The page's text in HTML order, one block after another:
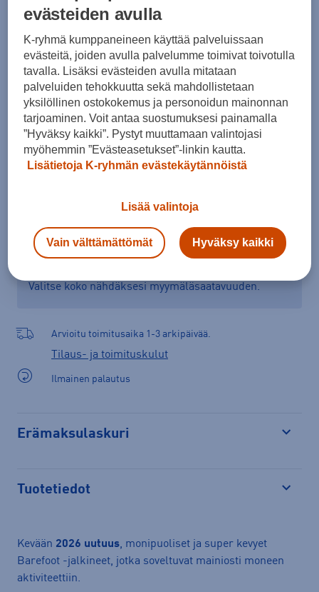
Koko
40 41 41,5 42 43,5
44,5 45 46 46,5 47 48 49
Kokotaulukko
Lisää ostoskoriin
Tarkista saatavuus ja tilaa myymälästä
Verkkokauppa: SaatavillaMyymälät: Saatavilla
Valitse koko nähdäksesi myymäläsaatavuuden.
Arvioitu toimitusaika 1-3 arkipäivää.
Tilaus- ja toimituskulut
Ilmainen palautus
Erämaksulaskuri
Tuotetiedot
Kevään 2026 uutuus, monipuoliset ja super kevyet
Barefoot -jalkineet, jotka soveltuvat mainiosti moneen
aktiviteettiin.
evästeiden avulla
K-ryhmä kumppaneineen käyttää palveluissaan
evästeitä, joiden avulla palvelumme toimivat toivotulla
tavalla. Lisäksi evästeiden avulla mitataan
palveluiden tehokkuutta sekä mahdollistetaan
yksilöllinen ostokokemus ja personoidun mainonnan
tarjoaminen. Voit antaa suostumuksesi painamalla
”Hyväksy kaikki”. Pystyt muuttamaan valintojasi
myöhemmin ”Evästeasetukset”-linkin kautta.
Lisätietoja K-ryhmän evästekäytännöistä
Lisää valintoja
Vain välttämättömät Hyväksy kaikki